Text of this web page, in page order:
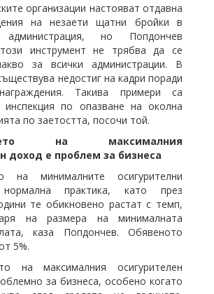
организации настояват отдавна
на незаети щатни бройки в
администрация, но Попдончев
инструмент не трябва да се
за всички администрации. В
недостиг на кадри поради
Такива примери са
инспекция по опазване на околна
по заетостта, посочи той.
на максималния
доход е проблем за бизнеса
на минималните осигурителни
практика, като през
те обикновено растат с темп,
на размера на минималната
каза Попдончев. Обявеното
5%.
на максималния осигурителен
за бизнеса, особено когато